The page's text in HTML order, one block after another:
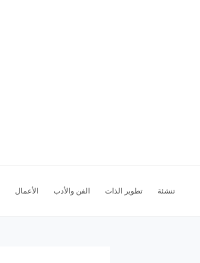
تنشئة تطوير الذات الفن والأدب الأعمال